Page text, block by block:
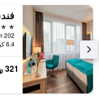
4 نجوم
6.4 كيلومتر عن وسط المدينة
321 ﷼